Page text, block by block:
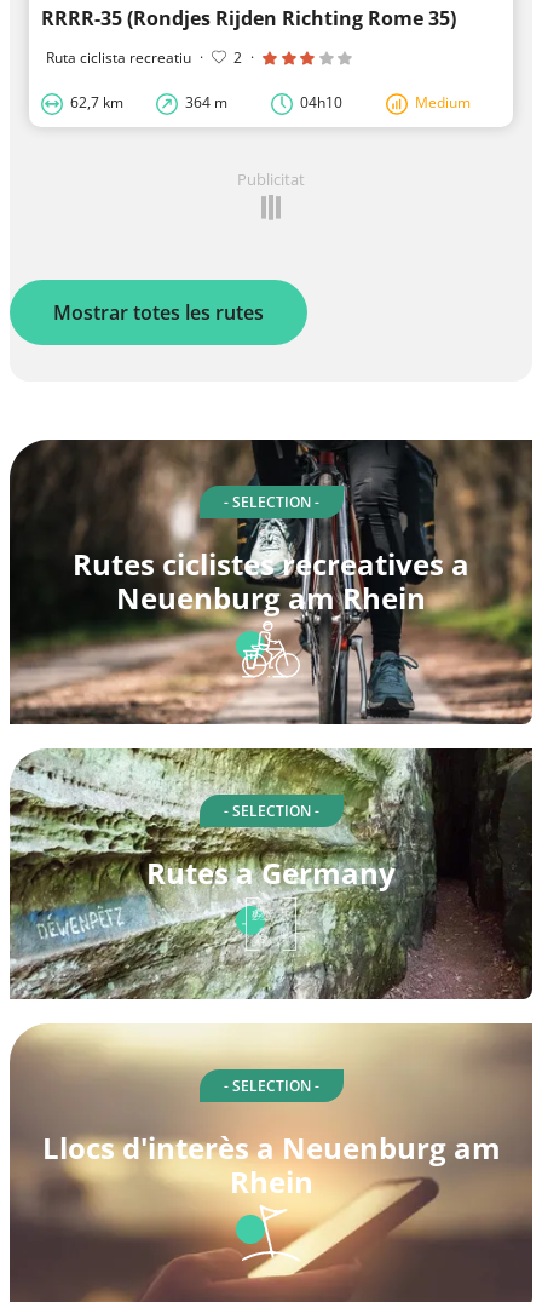
RRRR-35 (Rondjes Rijden Richting Rome 35)
Ruta ciclista recreatiu · 2 ·
62,7 km 364 m 04h10 Medium
Publicitat
Mostrar totes les rutes
- SELECTION -
Rutes ciclistes recreatives a
Neuenburg am Rhein
- SELECTION -
Rutes a Germany
- SELECTION -
Llocs d'interès a Neuenburg am
Rhein